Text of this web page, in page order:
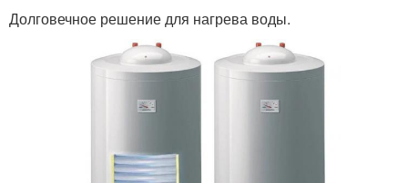
Долговечное решение для нагрева воды.